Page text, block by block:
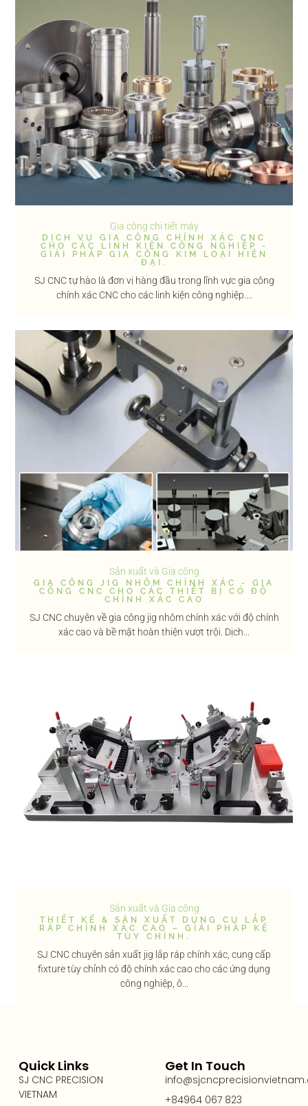
Gia công chi tiết máy
DỊCH VỤ GIA CÔNG CHÍNH XÁC CNC
CHO CÁC LINH KIỆN CÔNG NGHIỆP -
GIẢI PHÁP GIA CÔNG KIM LOẠI HIỆN
ĐẠI.
SJ CNC tự hào là đơn vị hàng đầu trong lĩnh vực gia công
chính xác CNC cho các linh kiện công nghiệp....
Sản xuất và Gia công
GIA CÔNG JIG NHÔM CHÍNH XÁC - GIA
CÔNG CNC CHO CÁC THIẾT BỊ CÓ ĐỘ
CHÍNH XÁC CAO
SJ CNC chuyên về gia công jig nhôm chính xác với độ chính
xác cao và bề mặt hoàn thiện vượt trội. Dịch...
Sản xuất và Gia công
THIẾT KẾ & SẢN XUẤT DỤNG CỤ LẮP
RÁP CHÍNH XÁC CAO – GIẢI PHÁP KỆ
TÙY CHỈNH.
SJ CNC chuyên sản xuất jig lắp ráp chính xác, cung cấp
fixture tùy chỉnh có độ chính xác cao cho các ứng dụng
công nghiệp, ô...
Quick Links
SJ CNC PRECISION
VIETNAM
Get In Touch
+84964 067 823